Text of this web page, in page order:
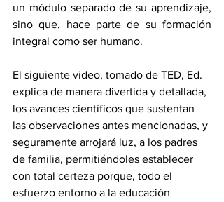
un módulo separado de su aprendizaje,
sino que, hace parte de su formación
integral como ser humano.
El siguiente video, tomado de TED, Ed.
explica de manera divertida y detallada,
los avances científicos que sustentan
las observaciones antes mencionadas, y
seguramente arrojará luz, a los padres
de familia, permitiéndoles establecer
con total certeza porque, todo el
esfuerzo entorno a la educación